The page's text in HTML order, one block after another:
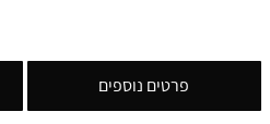
פרטים נוספים